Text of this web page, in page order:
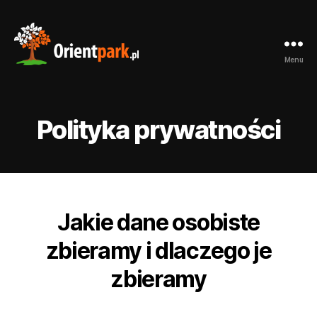
Menu
Polityka prywatności
Jakie dane osobiste
zbieramy i dlaczego je
zbieramy